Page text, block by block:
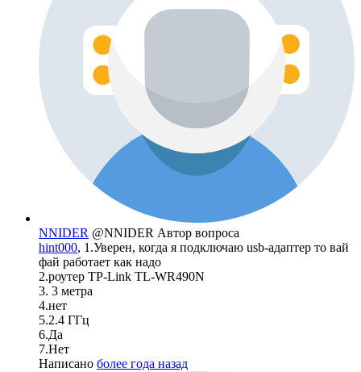
NNIDER @NNIDER Автор вопроса
hint000, 1.Уверен, когда я подключаю usb-адаптер то вай
фай работает как надо
2.роутер TP-Link TL-WR490N
3. 3 метра
4.нет
5.2.4 ГГц
6.Да
7.Нет
Написано более года назад